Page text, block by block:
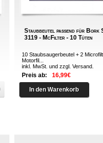
Staubbeutel passend für Bork
3119 - McFilter - 10 Tüten
10 Staubsaugerbeutel + 2
Motorfil...
inkl. MwSt. und zzgl.Versand
Preis ab: 16,99€
In den Warenkorb